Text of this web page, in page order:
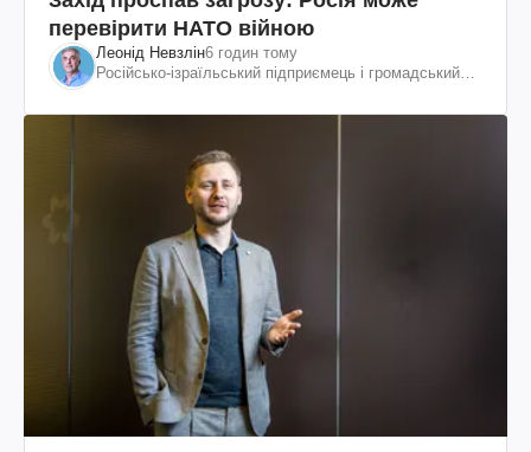
перевірити НАТО війною
Леонід Невзлін6 годин тому
Російсько-ізраїльський підприємець і громадський